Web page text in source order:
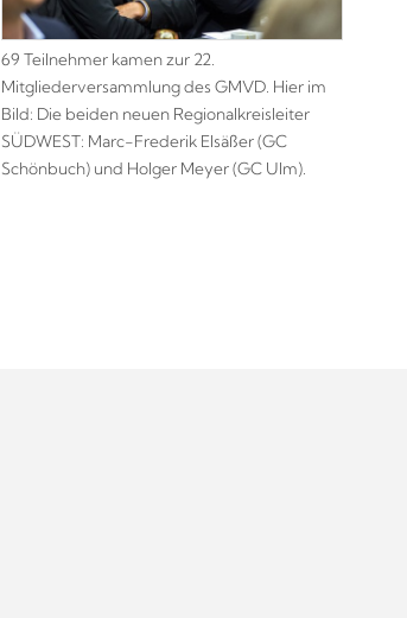
69 Teilnehmer kamen zur 22.
Mitgliederversammlung des GMVD. Hier im
Bild: Die beiden neuen Regionalkreisleiter
SÜDWEST: Marc-Frederik Elsäßer (GC
Schönbuch) und Holger Meyer (GC Ulm).